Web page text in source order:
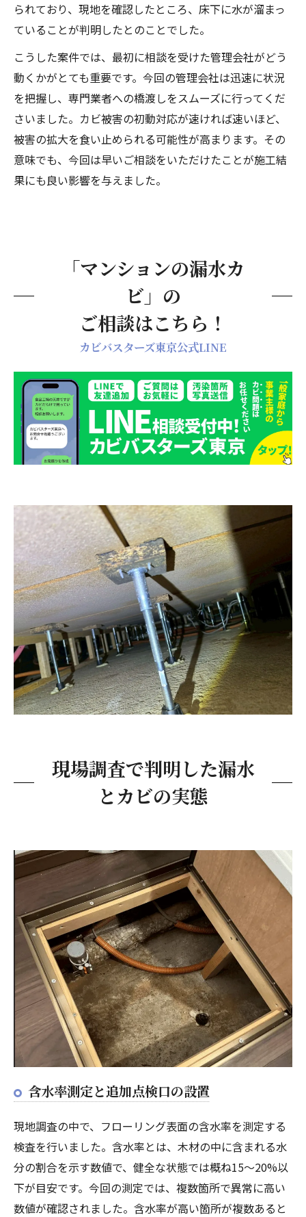
りますか？
Q４：キッチンのカビは市販の除カビ剤では
対応できませんか？
カビバスターズ東京が選ばれる3つの理由
1. 問題の全体像を把握する調査力
2. 安易で安価な施工をしない
3. 関連業者との連携力
お問い合わせはこちら
られており、現地を確認したところ、床下に水が溜まっ
ていることが判明したとのことでした。
こうした案件では、最初に相談を受けた管理会社がどう
動くかがとても重要です。今回の管理会社は迅速に状況
を把握し、専門業者への橋渡しをスムーズに行ってくだ
さいました。カビ被害の初動対応が速ければ速いほど、
被害の拡大を食い止められる可能性が高まります。その
意味でも、今回は早いご相談をいただけたことが施工結
果にも良い影響を与えました。
カビバスターズ東京公式LINE
「マンションの漏水カ
ビ」の
ご相談はこちら！
現場調査で判明した漏水
とカビの実態
含水率測定と追加点検口の設置
現地調査の中で、フローリング表面の含水率を測定する
検査を行いました。含水率とは、木材の中に含まれる水
分の割合を示す数値で、健全な状態では概ね15〜20%以
下が目安です。今回の測定では、複数箇所で異常に高い
数値が確認されました。含水率が高い箇所が複数あると